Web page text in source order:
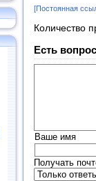
[Постоянная
Количество
Есть
Ваше имя
Получать